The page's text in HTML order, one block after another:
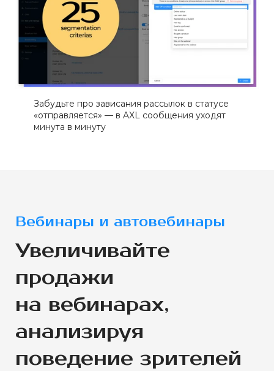
Забудьте про зависания рассылок в статусе
«отправляется» — в AXL сообщения уходят
минута в минуту
Вебинары и автовебинары
Увеличивайте
продажи
на вебинарах,
анализируя
поведение зрителей